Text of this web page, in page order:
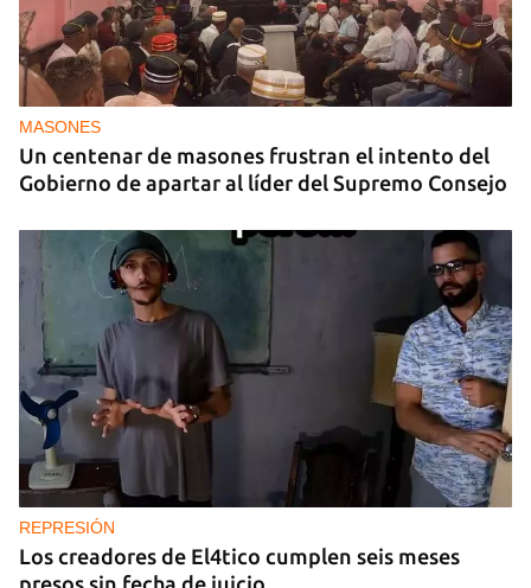
MASONES
Un centenar de masones frustran el intento del
Gobierno de apartar al líder del Supremo Consejo
REPRESIÓN
Los creadores de El4tico cumplen seis meses
presos sin fecha de juicio